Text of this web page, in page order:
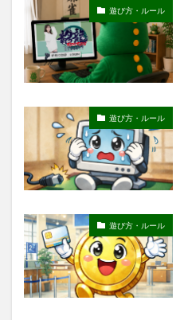
遊び方・ルール
遊び方・ルール
遊び方・ルール